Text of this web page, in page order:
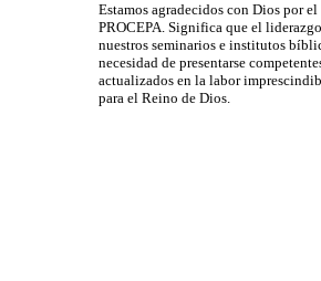
Estamos agradecidos con Dios por
PROCEPA. Significa que el
nuestros seminarios e institutos
necesidad de presentarse
actualizados en la labor
para el Reino de Dios.